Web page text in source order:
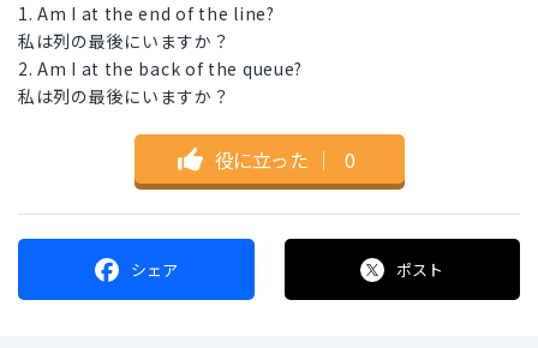
1. Am I at the end of the line?
私は列の最後にいますか？
2. Am I at the back of the queue?
私は列の最後にいますか？
役に立った ｜ 0
シェア ポスト